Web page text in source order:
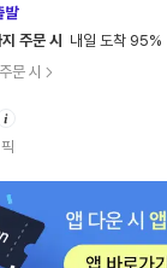
주문 시
내일 도착 95%
문 시